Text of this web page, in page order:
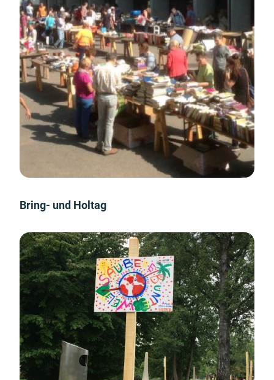
Bring- und Holtag